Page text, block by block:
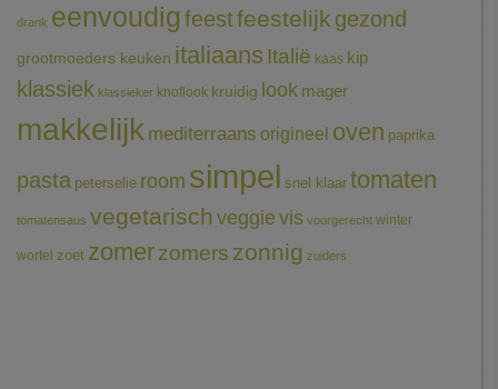
drank eenvoudigfeestfeestelijk gezond
grootmoeders keuken italiaans Italië kaas kip
klassiek klassieker knoflook kruidig look mager
makkelijk mediterraans origineel oven paprika
pasta peterselie room simpel snel klaar tomaten
tomatensaus vegetarischveggie vis voorgerecht winter
wortel zoet zomerzomers zonnig zuiders